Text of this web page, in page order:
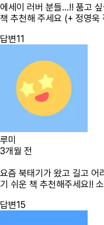
에세이 러버 분들…!! 품고 싶
책 추천해 주세요 (+ 정영욱
답변11
루미
3개월 전
요즘 북태기가 왔고 길고 어
기 쉬운 책 추천해주세요!!
답변15